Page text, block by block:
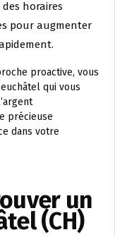
des horaires
pour augmenter
proactive, vous
qui vous
précieuse
dans votre
un
(CH)